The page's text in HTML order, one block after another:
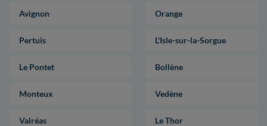
Avignon Orange
Pertuis L'Isle-sur-la-Sorgue
Le Pontet Bollène
Monteux Vedène
Valréas Le Thor